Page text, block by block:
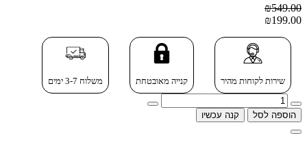
₪549.00
₪199.00
שירות לקוחות מהיר קנייה מאובטחת משלוח 3-7 ימים
הוספה לסל קנה עכשיו